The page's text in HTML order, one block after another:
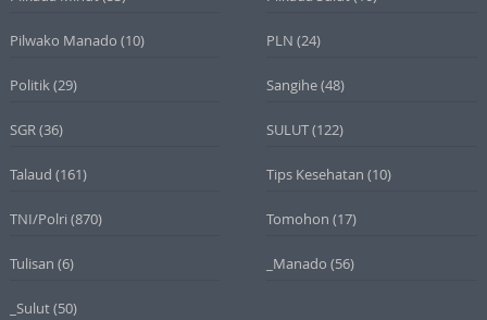
Pilwako Manado (10) PLN (24)
Politik(29) Sangihe(48)
SGR(36) SULUT(122)
Talaud (161) Tips Kesehatan (10)
TNI/Polri (870) Tomohon (17)
Tulisan (6) _Manado (56)
_Sulut(50)